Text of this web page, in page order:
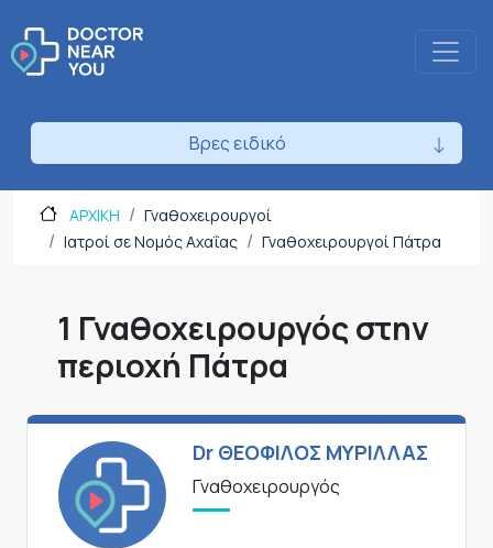
Βρες ειδικό
ΑΡΧΙΚΗ
Γναθοχειρουργοί
Ιατροί σε Νομός Αχαΐας
Γναθοχειρουργοί Πάτρα
1 Γναθοχειρουργός στην
περιοχή Πάτρα
Dr ΘΕΟΦΙΛΟΣ ΜΥΡΙΛΛΑΣ
Γναθοχειρουργός